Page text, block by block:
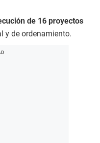
de 16 proyectos
y de ordenamiento.